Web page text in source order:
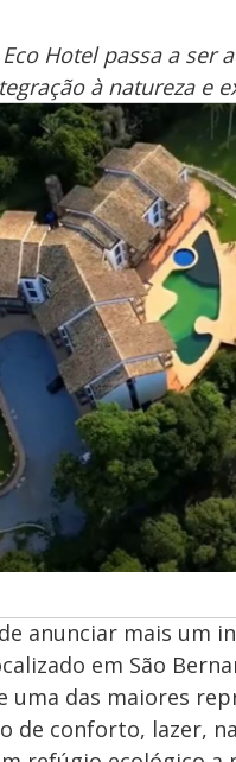
Hotel passa a
à natureza e
anunciar mais um
em São
uma das maiores
de conforto, lazer,